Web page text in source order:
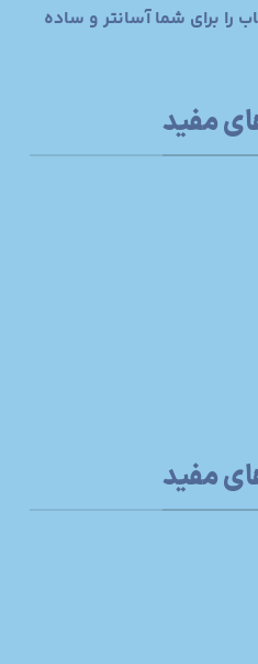
را برای شما آسانتر و ساده
مفید
مفید